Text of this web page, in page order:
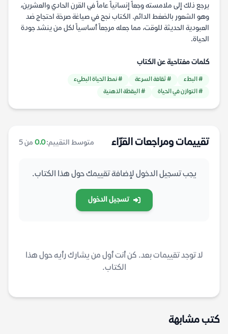
يرجع ذلك إلى ملامسته وجعاً إنسانياً عاماً في القرن الحادي والعشرين،
وهو الشعور بالضغط الدائم. الكتاب نجح في صياغة صرخة احتجاج ضد
العبودية الحديثة للوقت، مما جعله مرجعاً أساسياً لكل من ينشد جودة
الحياة.
كلمات مفتاحية عن الكتاب
# البطء # ثقافة السرعة
# نمط الحياة البطيء
# التوازن في الحياة
# اليقظة الذهنية
تقييمات ومراجعات القرّاء متوسط التقييم:0.0 من 5
يجب تسجيل الدخول لإضافة تقييمك حول هذا الكتاب.
تسجيل الدخول
لا توجد تقييمات بعد. كن أنت أول من يشارك رأيه حول هذا
الكتاب.
كتب مشابهة